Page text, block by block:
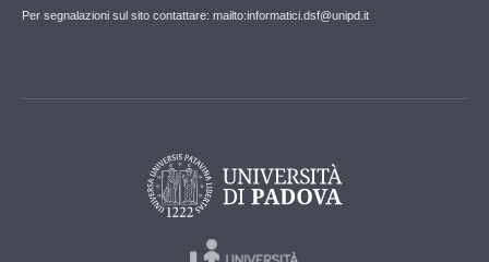
Per segnalazioni sul sito contattare: mailto:informatici.dsf@unipd.it